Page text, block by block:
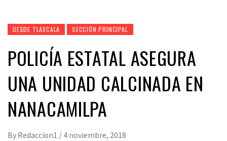
DESDE TLAXCALA SECCIÓN PRINCIPAL
POLICÍA ESTATAL ASEGURA
UNA UNIDAD CALCINADA EN
NANACAMILPA
By Redaccion1 / 4 noviembre, 2018